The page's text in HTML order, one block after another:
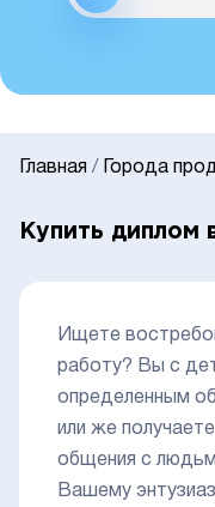
Главная / Города
Купить диплом
Ищете
работу? Вы с
определенным
или же
общения с
Вашему